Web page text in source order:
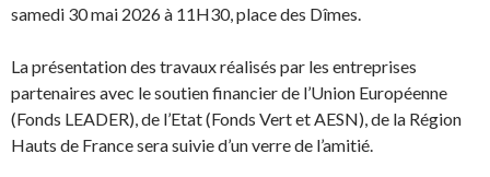
samedi 30 mai 2026 à 11H30, place des Dîmes.
La présentation des travaux réalisés par les entreprises
partenaires avec le soutien financier de l’Union Européenne
(Fonds LEADER), de l’Etat (Fonds Vert et AESN), de la Région
Hauts de France sera suivie d’un verre de l’amitié.